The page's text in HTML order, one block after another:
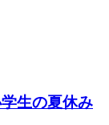
生の夏休み